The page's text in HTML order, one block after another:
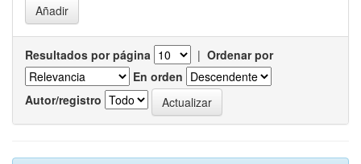
Resultados por página | Ordenar por
En orden
Autor/registro